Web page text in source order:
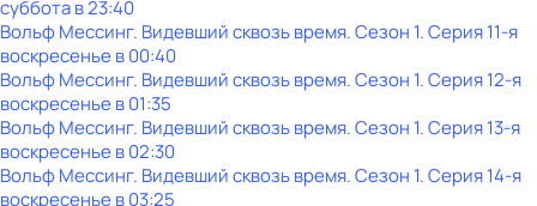
субботав23:40
Вольф Мессинг. Видевший сквозь время. Сезон 1. Серия 11-я
воскресенье в00:40
Вольф Мессинг. Видевший сквозь время. Сезон 1. Серия 12-я
воскресенье в01:35
Вольф Мессинг. Видевший сквозь время. Сезон 1. Серия 13-я
воскресенье в02:30
Вольф Мессинг. Видевший сквозь время. Сезон 1. Серия 14-я
воскресенье в03:25